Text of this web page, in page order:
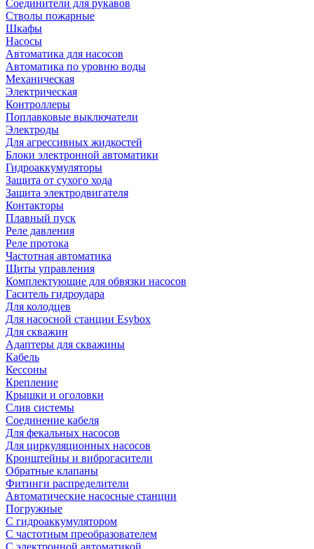
Соединители для рукавов
Стволы пожарные
Шкафы
Насосы
Автоматика для насосов
Автоматика по уровню воды
Механическая
Электрическая
Контроллеры
Поплавковые выключатели
Электроды
Для агрессивных жидкостей
Блоки электронной автоматики
Гидроаккумуляторы
Защита от сухого хода
Защита электродвигателя
Контакторы
Плавный пуск
Реле давления
Реле протока
Частотная автоматика
Щиты управления
Комплектующие для обвязки насосов
Гаситель гидроудара
Для колодцев
Для насосной станции Esybox
Для скважин
Адаптеры для скважины
Кабель
Кессоны
Крепление
Крышки и оголовки
Слив системы
Соединение кабеля
Для фекальных насосов
Для циркуляционных насосов
Кронштейны и виброгасители
Обратные клапаны
Фитинги распределители
Автоматические насосные станции
Погружные
С гидроаккумулятором
С частотным преобразователем
С электронной автоматикой